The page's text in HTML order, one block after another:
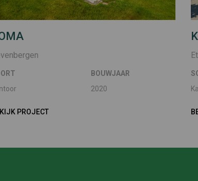
BOUWJAAR
2020
PROJECT